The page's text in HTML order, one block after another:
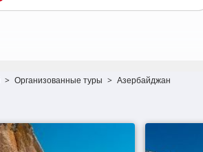
> Организованные туры > Азербайджан